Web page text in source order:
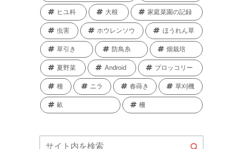
ヒユ科 大根 家庭菜園の記録
虫害 ホウレンソウ ほうれん草
草引き 防鳥糸 畑栽培
夏野菜 Android ブロッコリー
種 ニラ 春蒔き 草刈機
畝 柵